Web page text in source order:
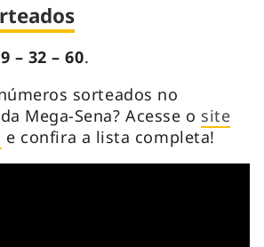
– 32 – 60.
sorteados no
Mega-Sena? Acesse o site
e confira a lista completa!